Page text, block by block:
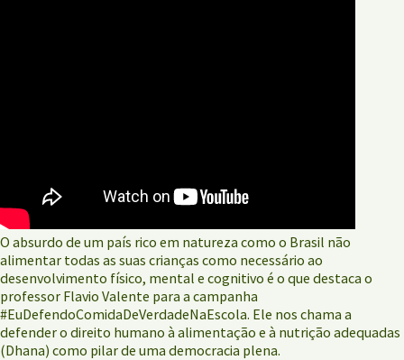
O absurdo de um país rico em natureza como o Brasil não
alimentar todas as suas crianças como necessário ao
desenvolvimento físico, mental e cognitivo é o que destaca o
professor Flavio Valente para a campanha
#EuDefendoComidaDeVerdadeNaEscola. Ele nos chama a
defender o direito humano à alimentação e à nutrição adequadas
(Dhana) como pilar de uma democracia plena.